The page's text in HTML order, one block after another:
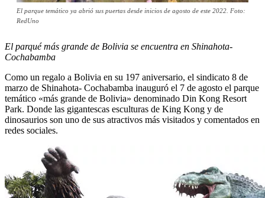
El parque temático ya abrió sus puertas desde inicios de agosto de este 2022. Foto:
RedUno
El parqué más grande de Bolivia se encuentra en Shinahota-
Cochabamba
Como un regalo a Bolivia en su 197 aniversario, el sindicato 8 de
marzo de Shinahota- Cochabamba inauguró el 7 de agosto el parque
temático «más grande de Bolivia» denominado Din Kong Resort
Park. Donde las gigantescas esculturas de King Kong y de
dinosaurios son uno de sus atractivos más visitados y comentados en
redes sociales.